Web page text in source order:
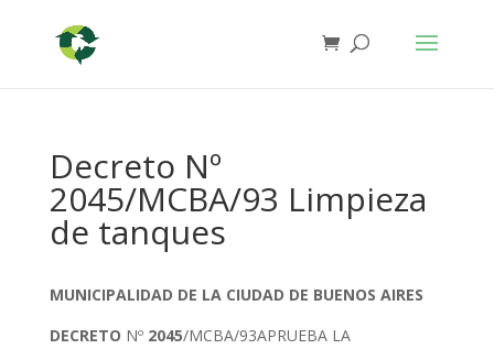
Decreto Nº
2045/MCBA/93 Limpieza
de tanques
MUNICIPALIDAD DE LA CIUDAD DE BUENOS AIRES
DECRETO Nº 2045/MCBA/93APRUEBA LA